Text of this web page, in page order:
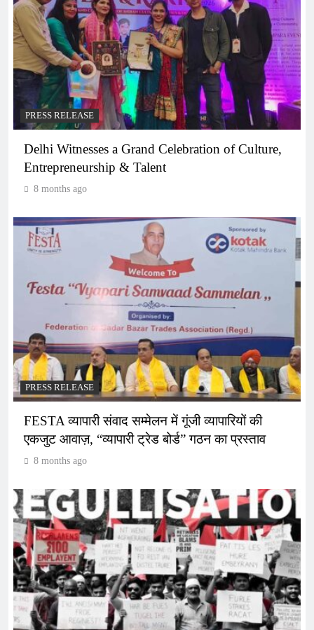
PRESS RELEASE
Delhi Witnesses a Grand Celebration of Culture,
Entrepreneurship & Talent
8 months ago
PRESS RELEASE
FESTA व्यापारी संवाद सम्मेलन में गूंजी व्यापारियों की
एकजुट आवाज़, “व्यापारी ट्रेड बोर्ड” गठन का प्रस्ताव
8 months ago